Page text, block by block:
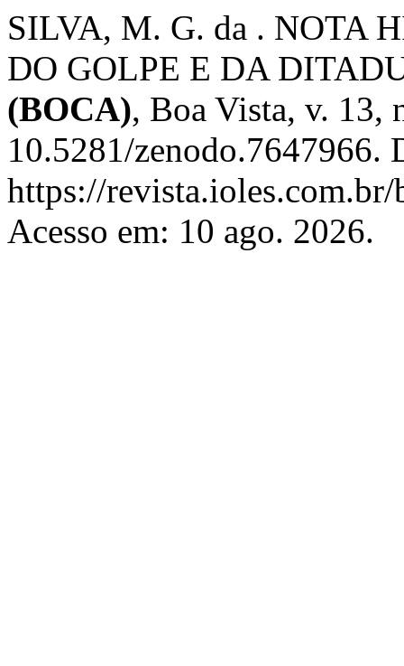
SILVA, M. G. da . NOTA
DO GOLPE E DA
(BOCA), Boa Vista, v. 13,
10.5281/zenodo.7647966.
https://
Acesso em: 10 ago. 2026.